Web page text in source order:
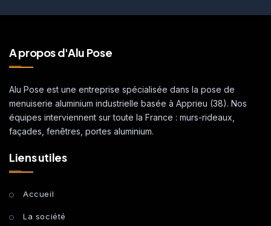
A propos d'Alu Pose
Alu Pose est une entreprise spécialisée dans la pose de
menuiserie aluminium industrielle basée à Apprieu (38). Nos
équipes interviennent sur toute la France : murs-rideaux,
façades, fenêtres, portes aluminium.
Liens utiles
Accueil
La société